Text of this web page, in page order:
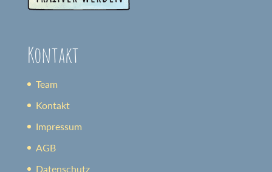
Kontakt
Team
Kontakt
Impressum
AGB
Datenschutz